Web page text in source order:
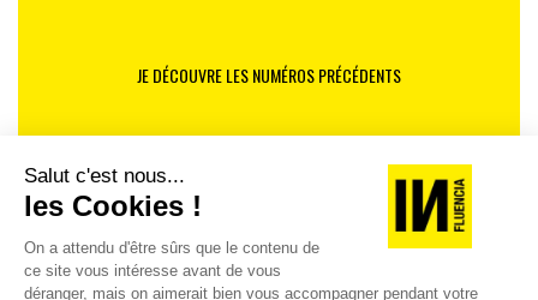
JE DÉCOUVRE LES NUMÉROS PRÉCÉDENTS